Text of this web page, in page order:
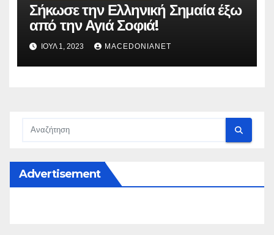
Σήκωσε την Ελληνική Σημαία έξω
από την Αγιά Σοφιά!
ΙΟΎΛ 1, 2023 MACEDONIANET
Advertisement